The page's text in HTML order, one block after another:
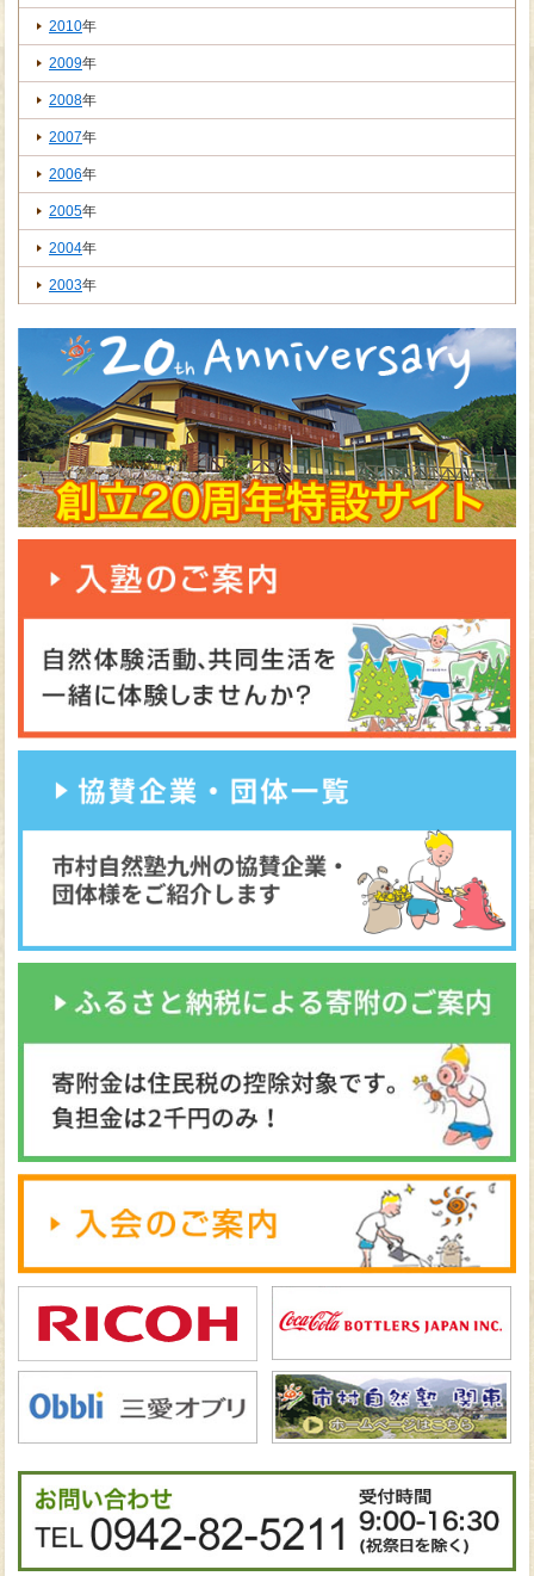
2010年
2009年
2008年
2007年
2006年
2005年
2004年
2003年